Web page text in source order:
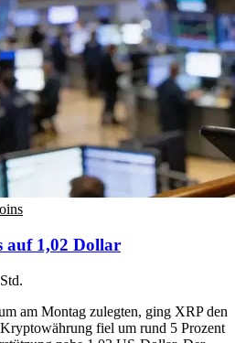
auf 1,02 Dollar
am Montag zulegten, ging XRP den
fiel um rund 5 Prozent